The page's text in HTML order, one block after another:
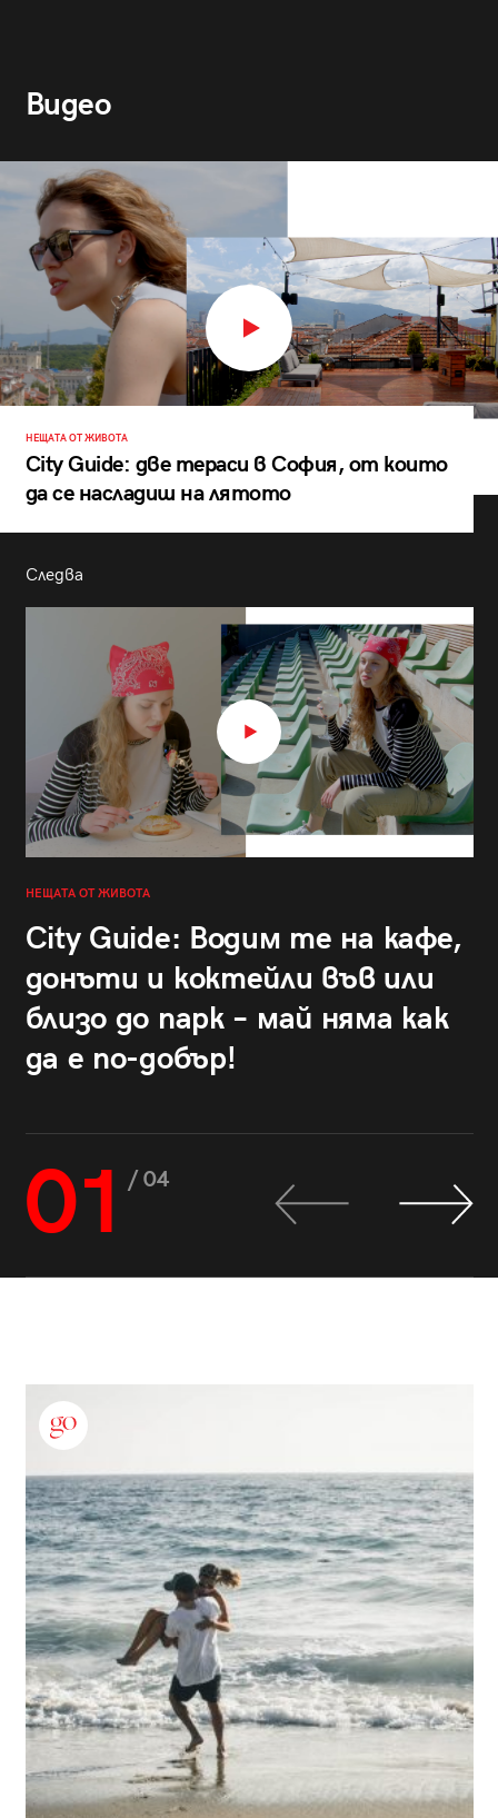
Видео
НЕЩАТА ОТ ЖИВОТА
City Guide: две тераси в София, от които
да се насладиш на лятото
Следва
НЕЩАТА ОТ ЖИВОТА
City Guide: Водим те на кафе,
донъти и коктейли във или
близо до парк – май няма как
да е по-добър!
01 / 04